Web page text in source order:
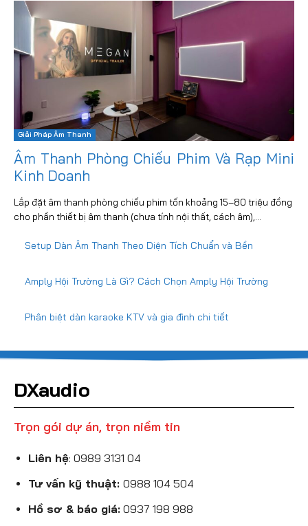
Giải Pháp Âm Thanh
Âm Thanh Phòng Chiếu Phim Và Rạp Mini
Kinh Doanh
Lắp đặt âm thanh phòng chiếu phim tốn khoảng 15–80 triệu đồng
cho phần thiết bị âm thanh (chưa tính nội thất, cách âm),...
Setup Dàn Âm Thanh Theo Diện Tích Chuẩn và Bền
Amply Hội Trường Là Gì? Cách Chọn Amply Hội Trường
Phân biệt dàn karaoke KTV và gia đình chi tiết
DXaudio
Trọn gói dự án, trọn niềm tin
Liên hệ: 0989 3131 04
Tư vấn kỹ thuật: 0988 104 504
Hồ sơ & báo giá: 0937 198 988